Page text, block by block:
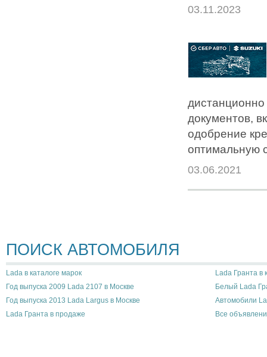
03.11.2023
документов,
одобрение
оптимальную
03.06.2021
ПОИСК АВТОМОБИЛЯ
Lada в каталоге марок
Lada Гранта в
Год выпуска 2009 Lada 2107 в Москве
Белый Lada
Год выпуска 2013 Lada Largus в Москве
Автомобили
Lada Гранта в продаже
Все